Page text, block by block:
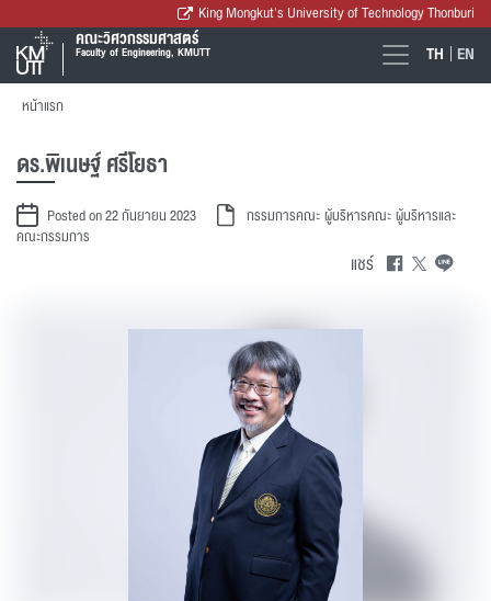
King Mongkut's University of Technology Thonburi
คณะวิศวกรรมศาสตร์
Faculty of Engineering, KMUTT TH EN
หน้าแรก
ดร.พิเนษฐ์ ศรีโยธา
Posted on 22 กันยายน 2023 กรรมการคณะผู้บริหารคณะผู้บริหารและ
คณะกรรมการ
แชร์